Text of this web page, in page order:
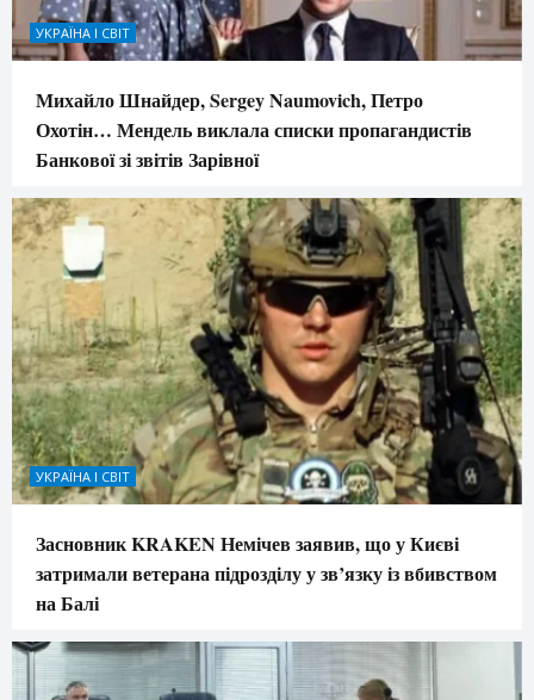
УКРАЇНА І СВІТ
Михайло Шнайдер, Sergey Naumovich, Петро
Охотін… Мендель виклала списки пропагандистів
Банкової зі звітів Зарівної
УКРАЇНА І СВІТ
Засновник KRAKEN Немічев заявив, що у Києві
затримали ветерана підрозділу у зв’язку із вбивством
на Балі